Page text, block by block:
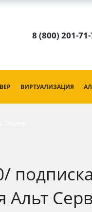
8 (800) 201-
ВИРТУАЛИЗАЦИЯ
Альт